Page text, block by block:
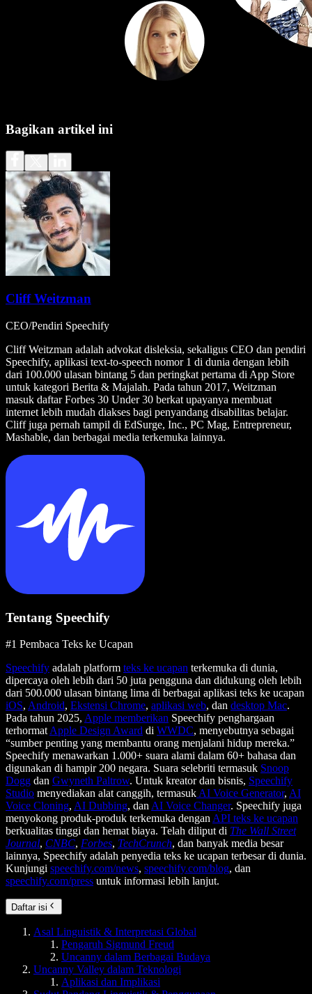
Bagikan artikel ini
Cliff Weitzman
CEO/Pendiri Speechify
Cliff Weitzman adalah advokat disleksia, sekaligus CEO dan pendiri
Speechify, aplikasi text-to-speech nomor 1 di dunia dengan lebih
dari 100.000 ulasan bintang 5 dan peringkat pertama di App Store
untuk kategori Berita & Majalah. Pada tahun 2017, Weitzman
masuk daftar Forbes 30 Under 30 berkat upayanya membuat
internet lebih mudah diakses bagi penyandang disabilitas belajar.
Cliff juga pernah tampil di EdSurge, Inc., PC Mag, Entrepreneur,
Mashable, dan berbagai media terkemuka lainnya.
Tentang Speechify
#1 Pembaca Teks ke Ucapan
Speechify adalah platform teks ke ucapan terkemuka di dunia,
dipercaya oleh lebih dari 50 juta pengguna dan didukung oleh lebih
dari 500.000 ulasan bintang lima di berbagai aplikasi teks ke ucapan
iOS, Android, Ekstensi Chrome, aplikasi web, dan desktop Mac.
Pada tahun 2025, Apple memberikan Speechify penghargaan
terhormat Apple Design Award di WWDC, menyebutnya sebagai
“sumber penting yang membantu orang menjalani hidup mereka.”
Speechify menawarkan 1.000+ suara alami dalam 60+ bahasa dan
digunakan di hampir 200 negara. Suara selebriti termasuk Snoop
Dogg dan Gwyneth Paltrow. Untuk kreator dan bisnis, Speechify
Studio menyediakan alat canggih, termasuk AI Voice Generator, AI
Voice Cloning, AI Dubbing, dan AI Voice Changer. Speechify juga
menyokong produk-produk terkemuka dengan API teks ke ucapan
berkualitas tinggi dan hemat biaya. Telah diliput di The Wall Street
Journal, CNBC, Forbes, TechCrunch, dan banyak media besar
lainnya, Speechify adalah penyedia teks ke ucapan terbesar di dunia.
Kunjungi speechify.com/news, speechify.com/blog, dan
speechify.com/press untuk informasi lebih lanjut.
Daftar isi
Asal Linguistik & Interpretasi Global
Pengaruh Sigmund Freud
Uncanny dalam Berbagai Budaya
Uncanny Valley dalam Teknologi
Aplikasi dan Implikasi